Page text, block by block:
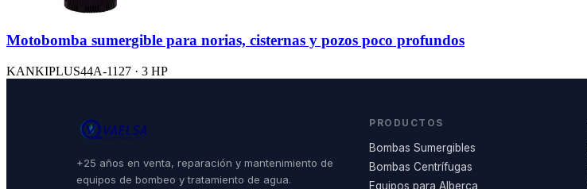
Motobomba sumergible para norias, cisternas y pozos poco profundos
KANKIPLUS44A-1127 · 3 HP
+25 años en venta, reparación y mantenimiento de
equipos de bombeo y tratamiento de agua.
PRODUCTOS
Bombas Sumergibles
Bombas Centrífugas
Equipos para Alberca